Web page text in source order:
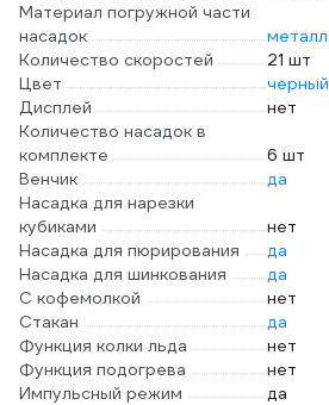
Материал погружной части
насадок
металл
Количество скоростей
21 шт
Цвет
черный
Дисплей
нет
Количество насадок в
комплекте
6 шт
Венчик
да
Насадка для нарезки
кубиками
нет
Насадка для пюрирования
да
Насадка для шинкования
да
С кофемолкой
нет
Стакан
да
Функция колки льда
нет
Функция подогрева
нет
Импульсный режим
да